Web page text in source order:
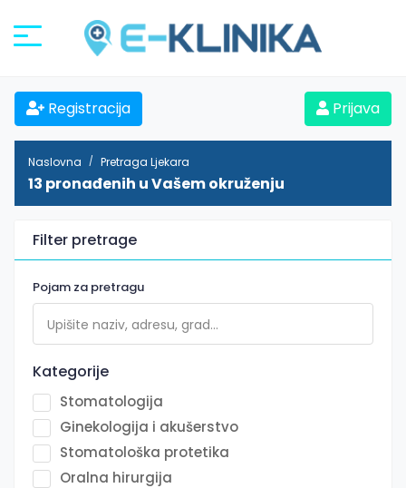
Registracija Prijava
Naslovna Pretraga Ljekara
13 pronađenih u Vašem okruženju
Filter pretrage
Pojam za pretragu
Kategorije
Stomatologija
Ginekologija i akušerstvo
Stomatološka protetika
Oralna hirurgija